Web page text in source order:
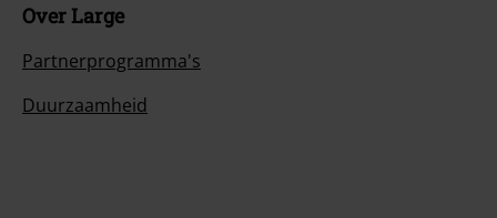
Over Large
Partnerprogramma's
Duurzaamheid